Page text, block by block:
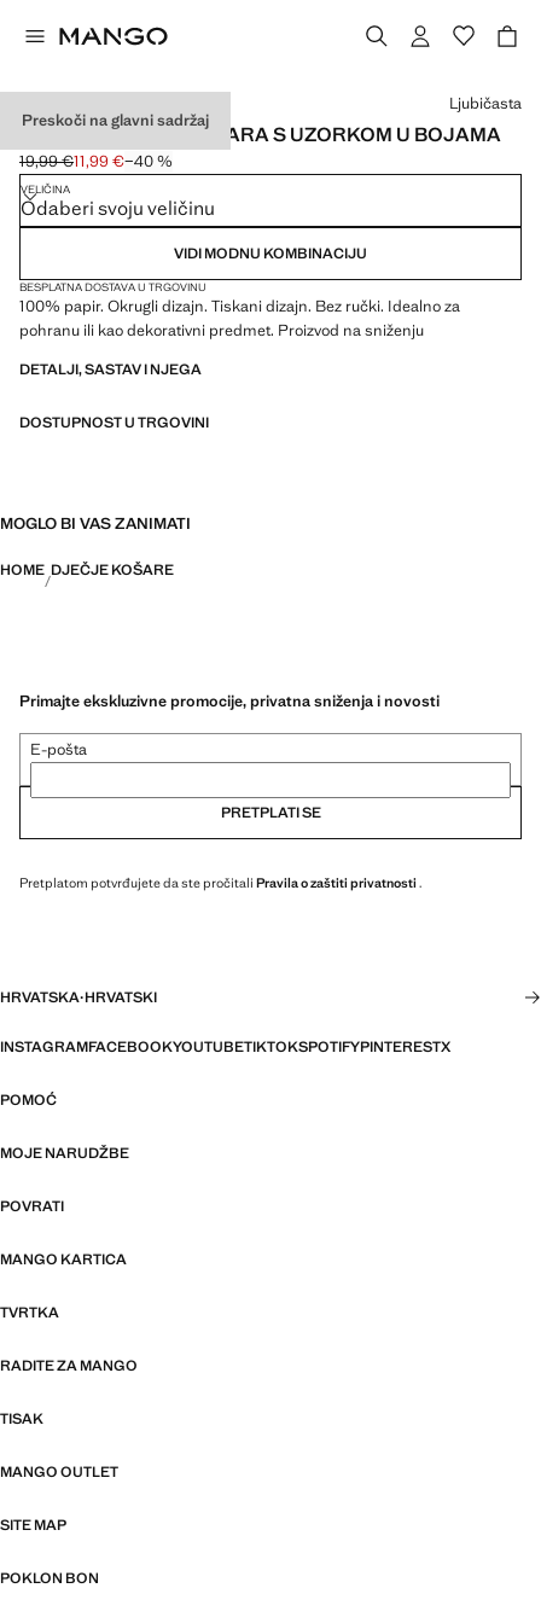
Preskoči na glavni sadržaj
MALA OKRUGLA KOŠARA S UZORKOM U BOJAMA
Početna cijena prekrižena [19,99 € ]
19,99 €
Trenutačna cijena [11,99 € ]
11,99 €−40 %
Odaberite boju
Ljubičasta
VELIČINA
Odaberi svoju veličinu
VIDI MODNU KOMBINACIJU
BESPLATNA DOSTAVA U TRGOVINU
100% papir. Okrugli dizajn. Tiskani dizajn. Bez ručki. Idealno za
pohranu ili kao dekorativni predmet. Proizvod na sniženju
DETALJI, SASTAV I NJEGA
DOSTUPNOST U TRGOVINI
MOGLO BI VAS ZANIMATI
HOME DJEČJE KOŠARE
Primajte ekskluzivne promocije, privatna sniženja i novosti
E-pošta
PRETPLATI SE
Pretplatom potvrđujete da ste pročitali Pravila o zaštiti privatnosti .
HRVATSKA·HRVATSKI
INSTAGRAMFACEBOOKYOUTUBETIKTOKSPOTIFYPINTERESTX
POMOĆ
MOJE NARUDŽBE
POVRATI
MANGO KARTICA
TVRTKA
RADITE ZA MANGO
TISAK
MANGO OUTLET
SITE MAP
POKLON BON